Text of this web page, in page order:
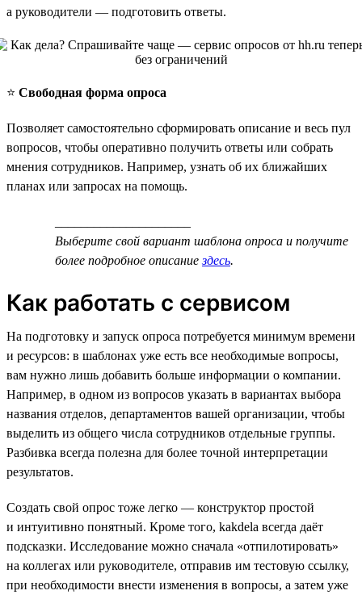
а руководители — подготовить ответы.
⭐️ Свободная форма опроса
Позволяет самостоятельно сформировать описание и весь пул
вопросов, чтобы оперативно получить ответы или собрать
мнения сотрудников. Например, узнать об их ближайших
планах или запросах на помощь.
Выберите свой вариант шаблона опроса и получите
более подробное описаниездесь.
Как работать с сервисом
На подготовку и запуск опроса потребуется минимум времени
и ресурсов: в шаблонах уже есть все необходимые вопросы,
вам нужно лишь добавить больше информации о компании.
Например, в одном из вопросов указать в вариантах выбора
названия отделов, департаментов вашей организации, чтобы
выделить из общего числа сотрудников отдельные группы.
Разбивка всегда полезна для более точной интерпретации
результатов.
Создать свой опрос тоже легко — конструктор простой
и интуитивно понятный. Кроме того, kakdela всегда даёт
подсказки. Исследование можно сначала «отпилотировать»
на коллегах или руководителе, отправив им тестовую ссылку,
при необходимости внести изменения в вопросы, а затем уже